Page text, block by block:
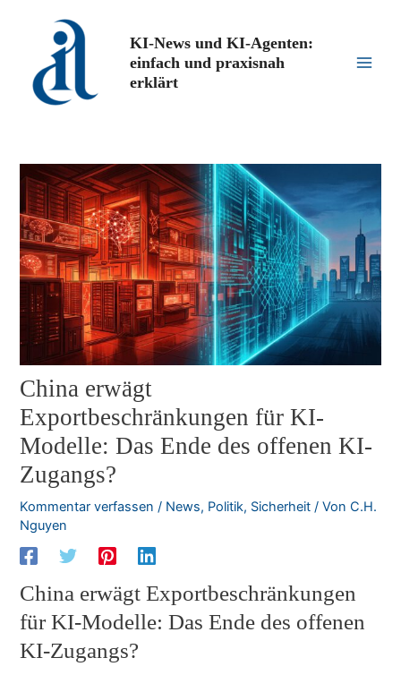
springen
KI-News und KI-Agenten:
einfach und praxisnah
erklärt
China erwägt
Exportbeschränkungen für KI-
Modelle: Das Ende des offenen KI-
Zugangs?
Kommentar verfassen / News, Politik, Sicherheit / VonC.H.
Nguyen
China erwägt Exportbeschränkungen
für KI-Modelle: Das Ende des offenen
KI-Zugangs?